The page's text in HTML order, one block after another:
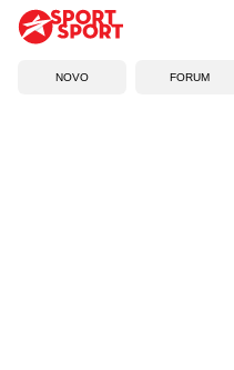
NOVO FORUM